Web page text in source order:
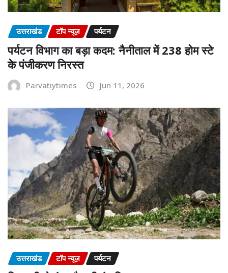
उत्तराखंड टॉप न्यूज़ पर्यटन
पर्यटन विभाग का बड़ा कदम: नैनीताल में 238 होम स्टे
के पंजीकरण निरस्त
Parvatiytimes Jun 11, 2026
उत्तराखंड टॉप न्यूज़ पर्यटन